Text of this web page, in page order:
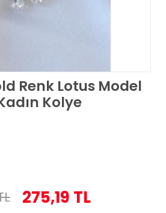
Renk Lotus Model
Kolye
275,19 TL